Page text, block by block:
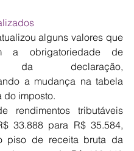
alguns valores que
a obrigatoriedade de
da declaração,
a mudança na tabela
do imposto.
rendimentos tributáveis
33.888 para R$ 35.584,
piso de receita bruta da